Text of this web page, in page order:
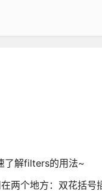
了解filters的用法~
两个地方：双花括